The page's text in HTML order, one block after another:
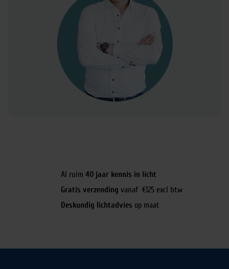
Al ruim 40 jaar kennis in licht
Gratis verzending vanaf €125 excl btw
Deskundig lichtadvies op maat